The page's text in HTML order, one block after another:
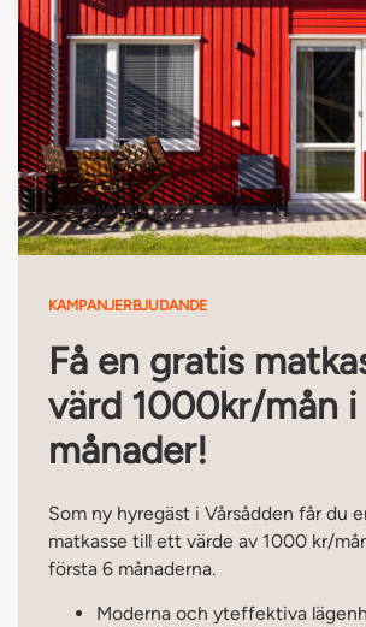
KAMPANJERBJUDANDE
Få en gratis
värd 1000kr/mån i
månader!
Som ny hyregäst i Vårsådden får du
matkasse till ett värde av 1000 kr/
första 6 månaderna.
Moderna och yteffektiva